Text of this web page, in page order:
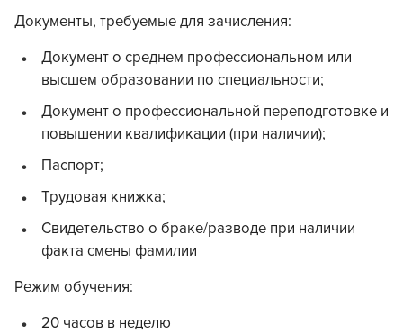
Документы, требуемые для зачисления:
Документ о среднем профессиональном или
высшем образовании по специальности;
Документ о профессиональной переподготовке и
повышении квалификации (при наличии);
Паспорт;
Трудовая книжка;
Свидетельство о браке/разводе при наличии
факта смены фамилии
Режим обучения:
20 часов в неделю